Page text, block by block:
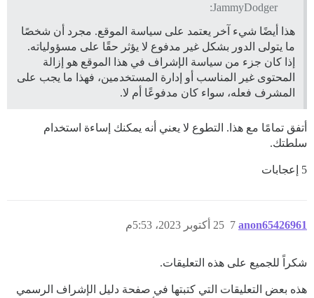
JammyDodger:
هذا أيضًا شيء آخر يعتمد على سياسة الموقع. مجرد أن شخصًا
ما يتولى الدور بشكل غير مدفوع لا يؤثر حقًا على مسؤولياته.
إذا كان جزء من سياسة الإشراف في هذا الموقع هو إزالة
المحتوى غير المناسب أو إدارة المستخدمين، فهذا ما يجب على
المشرف فعله، سواء كان مدفوعًا أم لا.
أتفق تمامًا مع هذا. التطوع لا يعني أنه يمكنك إساءة استخدام
سلطتك.
5 إعجابات
anon65426961 25 أكتوبر 2023، 5:53م 7
شكراً للجميع على هذه التعليقات.
هذه بعض التعليقات التي كتبتها في صفحة دليل الإشراف الرسمي